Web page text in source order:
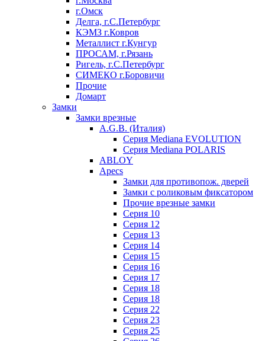
г.Омск
Делга, г.С.Петербург
КЭМЗ г.Ковров
Металлист г.Кунгур
ПРОСАМ, г.Рязань
Ригель, г.С.Петербург
СИМЕКО г.Боровичи
Прочие
Домарт
Замки
Замки врезные
A.G.B. (Италия)
Серия Mediana EVOLUTION
Серия Mediana POLARIS
ABLOY
Apecs
Замки для противопож. дверей
Замки с роликовым фиксатором
Прочие врезные замки
Серия 10
Серия 12
Серия 13
Серия 14
Серия 15
Серия 16
Серия 17
Серия 18
Серия 18
Серия 22
Серия 23
Серия 25